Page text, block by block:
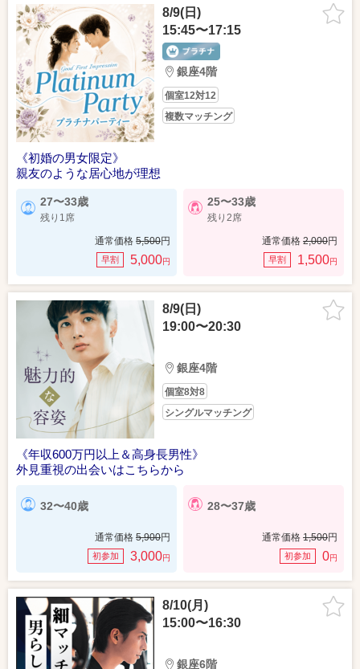
8/9(日)
15:45〜17:15
銀座4階
個室12対12
複数マッチング
《初婚の男女限定》
親友のような居心地が理想
27〜33歳
残り1席
通常価格 5,500円
早割 5,000円
25〜33歳
残り2席
通常価格 2,000円
早割 1,500円
8/9(日)
19:00〜20:30
銀座4階
個室8対8
シングルマッチング
《年収600万円以上＆高身長男性》
外見重視の出会いはこちらから
32〜40歳
通常価格 5,900円
初参加 3,000円
28〜37歳
通常価格 1,500円
初参加 0円
8/10(月)
15:00〜16:30
銀座6階